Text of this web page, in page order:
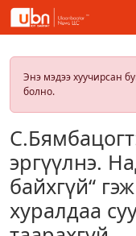
Энэ мэдээ хуучирсан
болно.
эргүүлнэ.
байхгүй“
хуралдаа